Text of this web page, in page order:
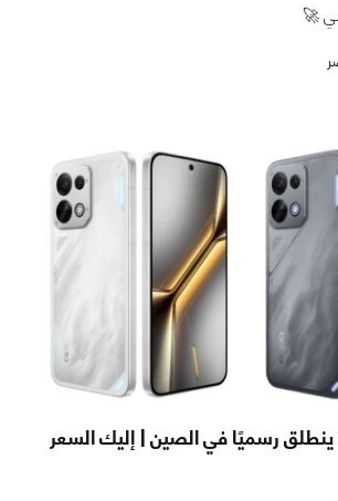
🚀
هاتف Oppo K15 ينطلق رسميًا في الصين | إليك السعر